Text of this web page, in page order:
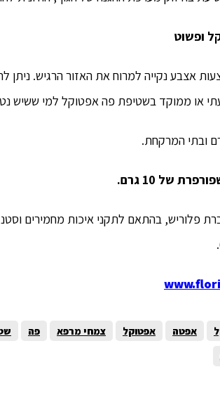
ופשוט
אצבע נקייה למרוח את האזור הרגיש. ניתן
או ממוקד בשטיפת פה אפטוקל למי ששיש
ובתי המרקחת.
פלוריש, בהתאם לתקני איכות מחמירים
אפטה אפטוקל צמחי מרפא פה